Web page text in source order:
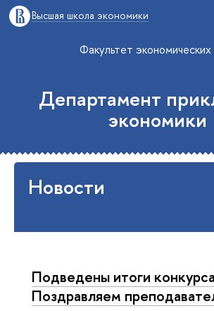
Высшая школа экономики
Факультет экономических
Департамент
экономики
Новости
Подведены итоги
Поздравляем